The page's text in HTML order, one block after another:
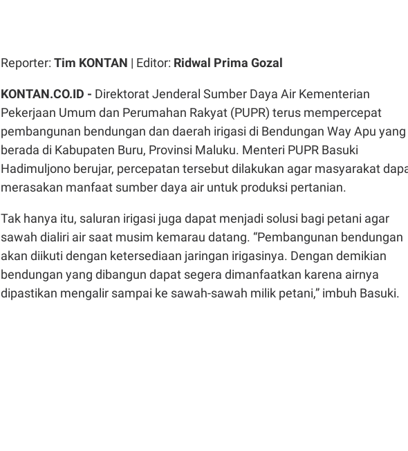
Reporter: Tim KONTAN | Editor: Ridwal Prima Gozal
KONTAN.CO.ID - Direktorat Jenderal Sumber Daya Air Kementerian
Pekerjaan Umum dan Perumahan Rakyat (PUPR) terus mempercepat
pembangunan bendungan dan daerah irigasi di Bendungan Way Apu yang
berada di Kabupaten Buru, Provinsi Maluku. Menteri PUPR Basuki
Hadimuljono berujar, percepatan tersebut dilakukan agar masyarakat
merasakan manfaat sumber daya air untuk produksi pertanian.
Tak hanya itu, saluran irigasi juga dapat menjadi solusi bagi petani agar
sawah dialiri air saat musim kemarau datang. “Pembangunan bendungan
akan diikuti dengan ketersediaan jaringan irigasinya. Dengan demikian
bendungan yang dibangun dapat segera dimanfaatkan karena airnya
dipastikan mengalir sampai ke sawah-sawah milik petani,” imbuh Basuki.